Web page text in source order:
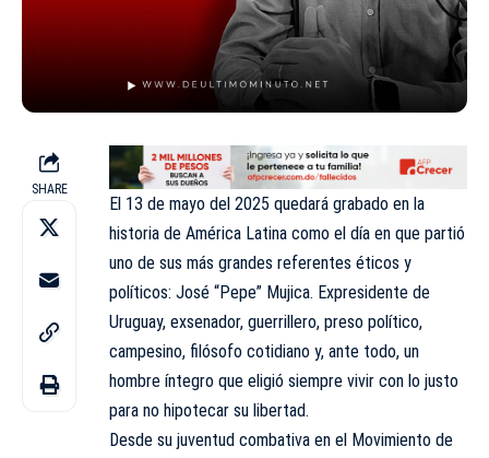
SHARE
El 13 de mayo del 2025 quedará grabado en la
historia de América Latina como el día en que partió
uno de sus más grandes referentes éticos y
políticos: José “Pepe” Mujica. Expresidente de
Uruguay, exsenador, guerrillero, preso político,
campesino, filósofo cotidiano y, ante todo, un
hombre íntegro que eligió siempre vivir con lo justo
para no hipotecar su libertad.
Desde su juventud combativa en el Movimiento de